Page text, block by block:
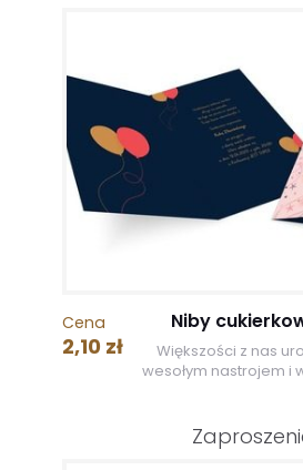
Cena
2,10 zł
Niby
Większości z nas
wesołym nastrojem i